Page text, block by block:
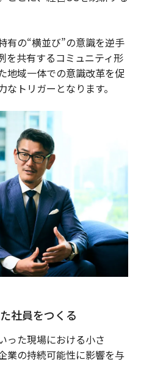
有の“横並び”の意識を逆手
を共有するコミュニティ形
地域一体での意識改革を促
トリガーとなります。
社員をつくる
た現場における小さ
業の持続可能性に影響を与